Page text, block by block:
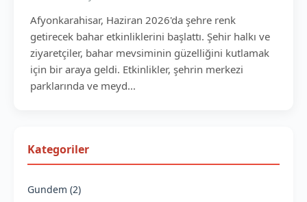
Afyonkarahisar, Haziran 2026'da şehre renk
getirecek bahar etkinliklerini başlattı. Şehir halkı ve
ziyaretçiler, bahar mevsiminin güzelliğini kutlamak
için bir araya geldi. Etkinlikler, şehrin merkezi
parklarında ve meyd...
Kategoriler
Gundem (2)